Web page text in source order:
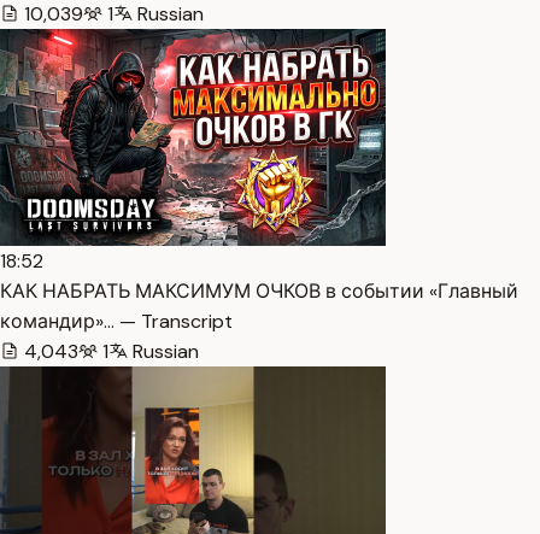
10,039
1 Russian
18:52
КАК НАБРАТЬ МАКСИМУМ ОЧКОВ в событии «Главный
командир»… — Transcript
4,043
1 Russian